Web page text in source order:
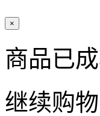
×
商品已
继续购物